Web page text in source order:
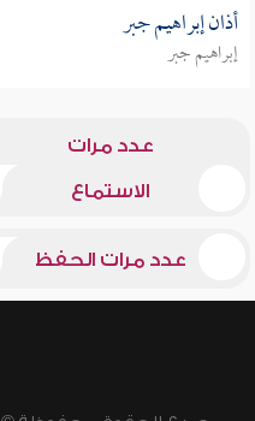
أذان إبراهيم جبر
إبراهيم جبر
عدد مرات
الاستماع
عدد مرات الحفظ